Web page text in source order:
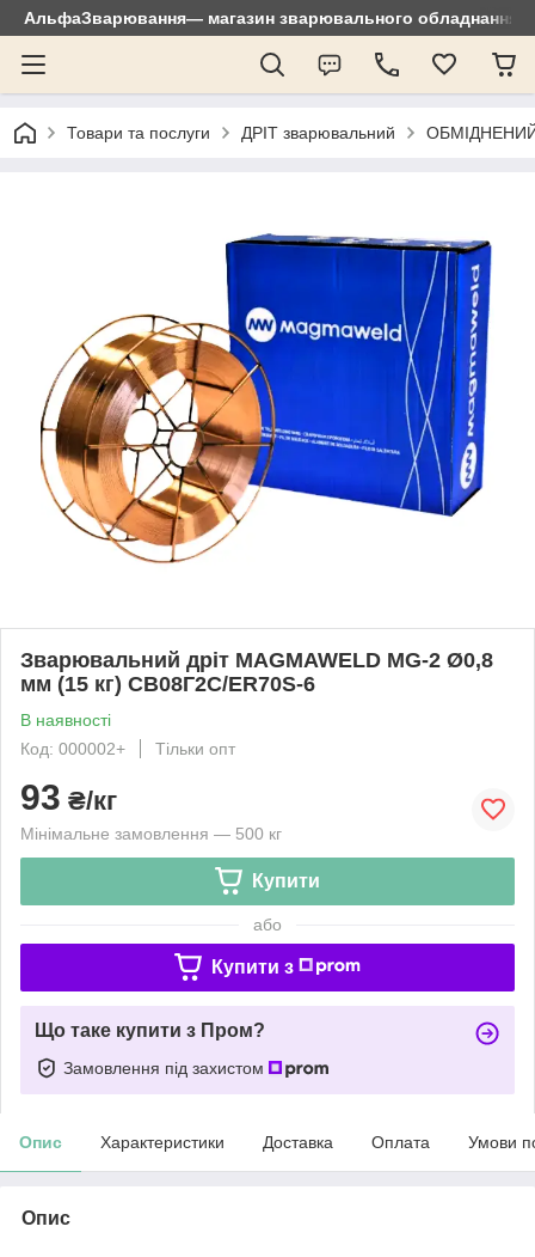
АльфаЗварювання— магазин зварювального обладнання:
Товари та послуги ДРІТ зварювальний ОБМІДНЕНИЙ
Зварювальний дріт MAGMAWELD MG-2 Ø0,8
мм (15 кг) СВ08Г2С/ЕR70S-6
В наявності
Код: 000002+
Тільки опт
93 ₴/кг
Мінімальне замовлення — 500 кг
Купити
або
Купити з
Що таке купити з Пром?
Замовлення під захистом
Опис Характеристики Доставка Оплата Умови
Опис